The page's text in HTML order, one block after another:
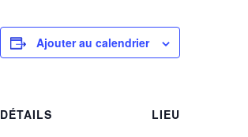
Ajouter au calendrier
DÉTAILS
LIEU